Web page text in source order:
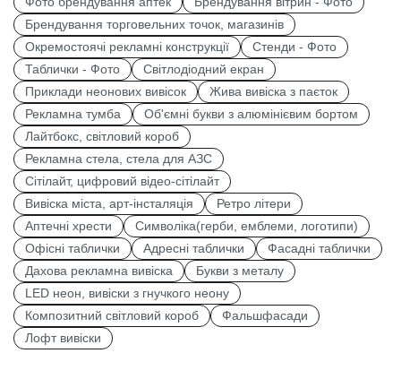
Брендування торговельних точок, магазинів
Окремостоячі рекламні конструкції
Стенди - Фото
Таблички - Фото
Світлодіодний екран
Приклади неонових вивісок
Жива вивіска з паєток
Рекламна тумба
Об'ємні букви з алюмінієвим бортом
Лайтбокс, світловий короб
Рекламна стела, стела для АЗС
Сітілайт, цифровий відео-сітілайт
Вивіска міста, арт-інсталяція
Ретро літери
Аптечні хрести
Символіка(герби, емблеми, логотипи)
Офісні таблички
Адресні таблички
Фасадні таблички
Дахова рекламна вивіска
Букви з металу
LED неон, вивіски з гнучкого неону
Композитний світловий короб
Фальшфасади
Лофт вивіски